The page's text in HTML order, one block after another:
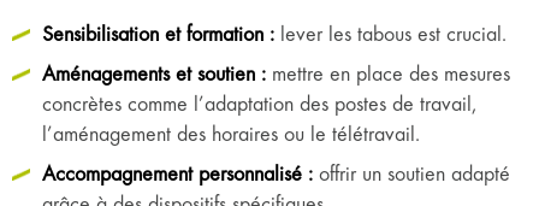
Sensibilisation et formation : lever les tabous est crucial.
Aménagements et soutien : mettre en place des mesures
concrètes comme l’adaptation des postes de travail,
l’aménagement des horaires ou le télétravail.
Accompagnement personnalisé : offrir un soutien adapté